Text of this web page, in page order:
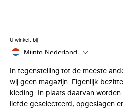
U winkelt bij
Miinto Nederland
In tegenstelling tot de meeste
wij geen magazijn. Eigenlijk
kleding. In plaats daarvan
liefde geselecteerd, opgeslagen